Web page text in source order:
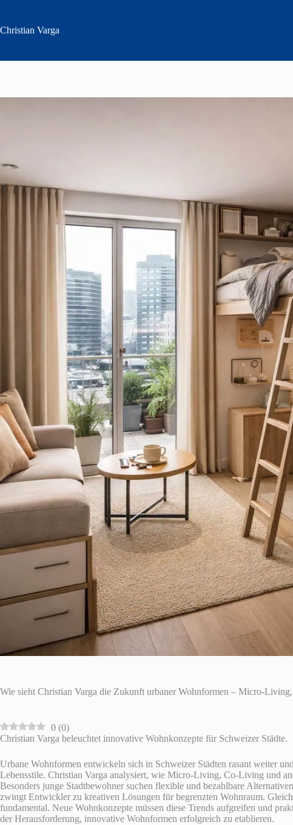
springen
Christian Varga
Wie sieht Christian Varga die Zukunft urbaner Wohnformen – Micro-
0 (0)
Christian Varga beleuchtet innovative Wohnkonzepte für Schweizer Städte.
Urbane Wohnformen entwickeln sich in Schweizer Städten rasant weiter
Lebensstile. Christian Varga analysiert, wie Micro-Living, Co-Living und
Besonders junge Stadtbewohner suchen flexible und bezahlbare
zwingt Entwickler zu kreativen Lösungen für begrenzten Wohnraum.
fundamental. Neue Wohnkonzepte müssen diese Trends aufgreifen und
der Herausforderung, innovative Wohnformen erfolgreich zu etablieren.